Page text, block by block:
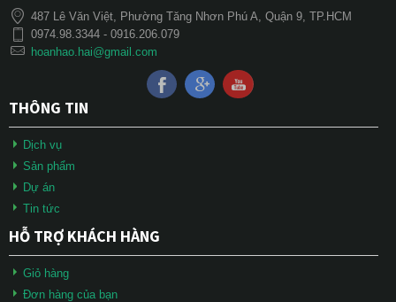
487 Lê Văn Việt, Phường Tăng Nhơn Phú A, Quận 9, TP.HCM
0974.98.3344 - 0916.206.079
hoanhao.hai@gmail.com
THÔNG TIN
Dịch vụ
Sản phẩm
Dự án
Tin tức
HỖ TRỢ KHÁCH HÀNG
Giỏ hàng
Đơn hàng của bạn